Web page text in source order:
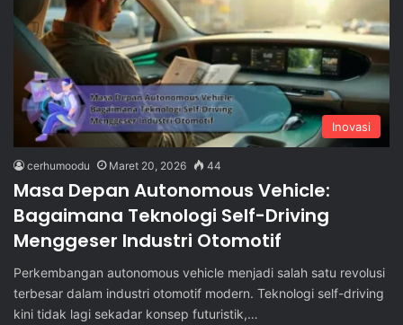
Inovasi
cerhumoodu Maret 20, 2026 44
Masa Depan Autonomous Vehicle:
Bagaimana Teknologi Self-Driving
Menggeser Industri Otomotif
Perkembangan autonomous vehicle menjadi salah satu revolusi
terbesar dalam industri otomotif modern. Teknologi self-driving
kini tidak lagi sekadar konsep futuristik,…